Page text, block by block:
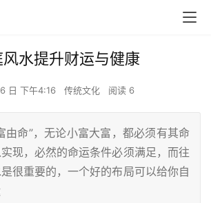
水提升财运与健康
日 下午4:16 传统文化 阅读 6
由命”，无论小富大富，都必须有其命
现，必然的命运条件必须满足，而往
很重要的，一个好的布局可以给你自